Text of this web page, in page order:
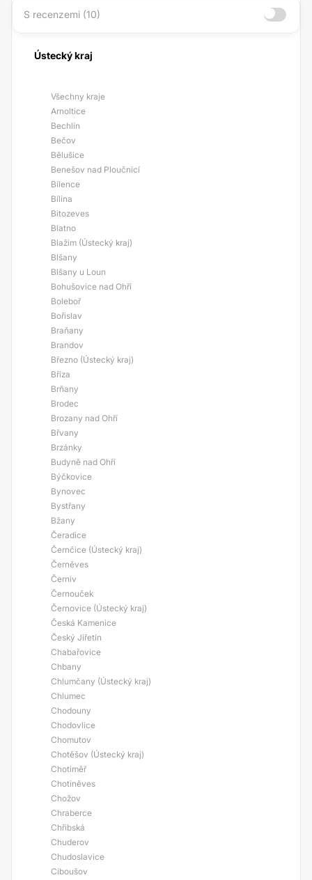
S recenzemi (10)
Ústecký kraj
Všechny kraje
Arnoltice
Bechlín
Bečov
Bělušice
Benešov nad Ploučnicí
Bílence
Bílina
Bitozeves
Blatno
Blažim (Ústecký kraj)
Blšany
Blšany u Loun
Bohušovice nad Ohří
Boleboř
Bořislav
Braňany
Brandov
Březno (Ústecký kraj)
Bříza
Brňany
Brodec
Brozany nad Ohří
Břvany
Brzánky
Budyně nad Ohří
Býčkovice
Bynovec
Bystřany
Bžany
Čeradice
Černčice (Ústecký kraj)
Černěves
Černiv
Černouček
Černovice (Ústecký kraj)
Česká Kamenice
Český Jiřetín
Chabařovice
Chbany
Chlumčany (Ústecký kraj)
Chlumec
Chodouny
Chodovlice
Chomutov
Chotěšov (Ústecký kraj)
Chotiměř
Chotiněves
Chožov
Chraberce
Chřibská
Chuderov
Chudoslavice
Ciboušov